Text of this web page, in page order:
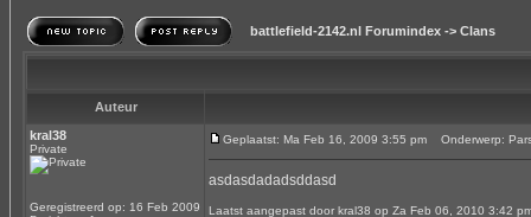
battlefield-2142.nl Forumindex -> Clans
Auteur
kral38
Private
Geregistreerd op: 16 Feb 2009
Geplaatst: Ma Feb 16, 2009 3:55 pm Onderwerp:
asdasdadadsddasd
Laatst aangepast door kral38 op Za Feb 06, 2010 3:42